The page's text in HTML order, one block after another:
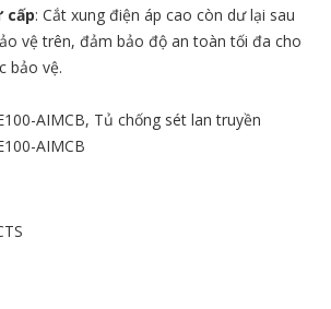
cấp: Cắt xung điện áp cao còn dư lại sau
vệ trên, đảm bảo độ an toàn tối đa cho
bảo vệ.
AIMCB, Tủ chống sét lan truyền
AIMCB